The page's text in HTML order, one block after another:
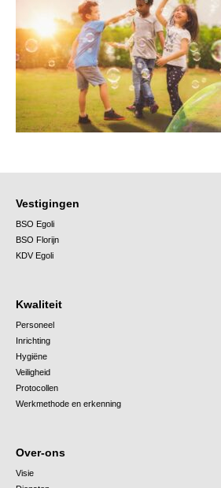
Vestigingen
BSO Egoli
BSO Florijn
KDV Egoli
Kwaliteit
Personeel
Inrichting
Hygiëne
Veiligheid
Protocollen
Werkmethode en erkenning
Over-ons
Visie